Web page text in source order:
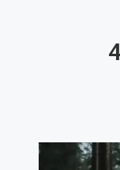
הנעה כפולה ל-4